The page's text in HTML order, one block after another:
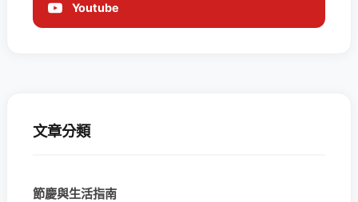
Youtube
文章分類
節慶與生活指南